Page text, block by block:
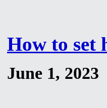
How to set
June 1, 2023